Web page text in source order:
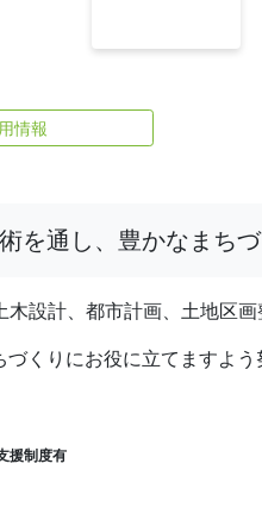
情報
を通し、豊かなまち
設計、都市計画、土地区画
くりにお役に立てますよう
援制度有